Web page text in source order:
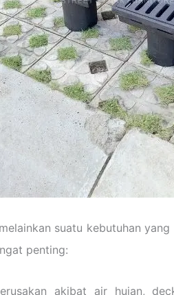
suatu kebutuhan
penting:
akibat air hujan,